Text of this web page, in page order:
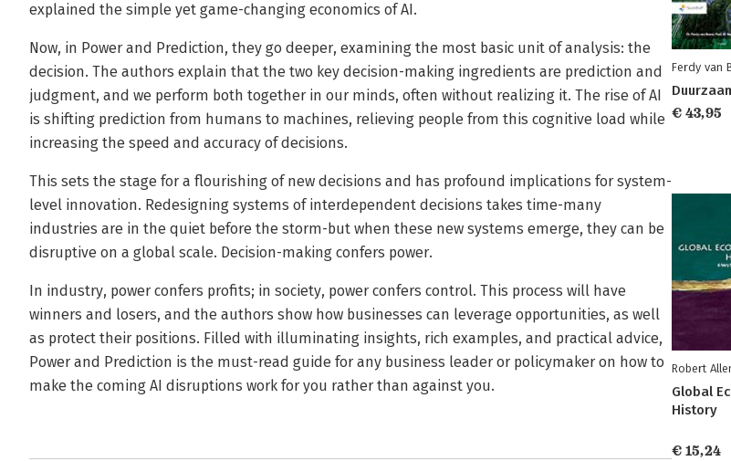
explained the simple yet game-changing economics of AI.
Now, in Power and Prediction, they go deeper, examining the most basic unit of analysis: the
decision. The authors explain that the two key decision-making ingredients are prediction and
judgment, and we perform both together in our minds, often without realizing it. The rise of AI
is shifting prediction from humans to machines, relieving people from this cognitive load while
increasing the speed and accuracy of decisions.
This sets the stage for a flourishing of new decisions and has profound implications for system-
level innovation. Redesigning systems of interdependent decisions takes time-many
industries are in the quiet before the storm-but when these new systems emerge, they can be
disruptive on a global scale. Decision-making confers power.
In industry, power confers profits; in society, power confers control. This process will have
winners and losers, and the authors show how businesses can leverage opportunities, as well
as protect their positions. Filled with illuminating insights, rich examples, and practical advice,
Power and Prediction is the must-read guide for any business leader or policymaker on how to
make the coming AI disruptions work for you rather than against you.
Ferdy van
€ 43,95
Robert
Global
History
€ 15,24